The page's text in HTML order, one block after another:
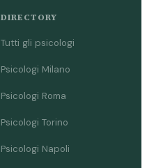
DIRECTORY
Tutti gli psicologi
Psicologi Milano
Psicologi Roma
Psicologi Torino
Psicologi Napoli